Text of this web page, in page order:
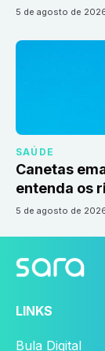
5 de agosto de
SAÚDE
Canetas
entenda os
5 de agosto de
LINKS
Bula Digital